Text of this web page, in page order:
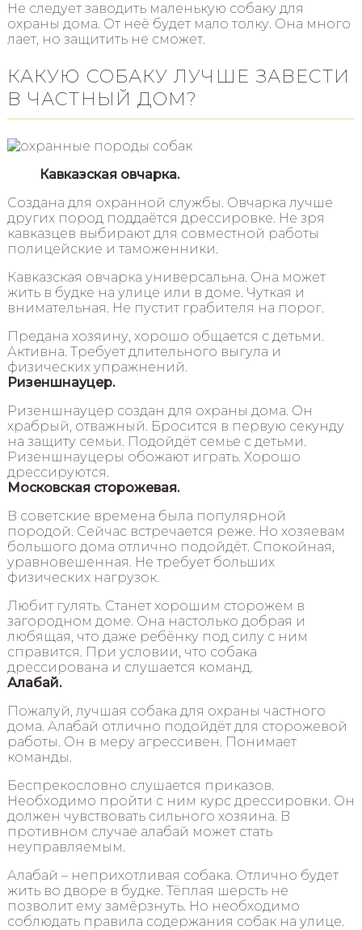
Не следует заводить маленькую собаку для
охраны дома. От неё будет мало толку. Она много
лает, но защитить не сможет.
КАКУЮ СОБАКУ ЛУЧШЕ ЗАВЕСТИ
В ЧАСТНЫЙ ДОМ?
Кавказская овчарка.
Создана для охранной службы. Овчарка лучше
других пород поддаётся дрессировке. Не зря
кавказцев выбирают для совместной работы
полицейские и таможенники.
Кавказская овчарка универсальна. Она может
жить в будке на улице или в доме. Чуткая и
внимательная. Не пустит грабителя на порог.
Предана хозяину, хорошо общается с детьми.
Активна. Требует длительного выгула и
физических упражнений.
Ризеншнауцер.
Ризеншнауцер создан для охраны дома. Он
храбрый, отважный. Бросится в первую секунду
на защиту семьи. Подойдёт семье с детьми.
Ризеншнауцеры обожают играть. Хорошо
дрессируются.
Московская сторожевая.
В советские времена была популярной
породой. Сейчас встречается реже. Но хозяевам
большого дома отлично подойдёт. Спокойная,
уравновешенная. Не требует больших
физических нагрузок.
Любит гулять. Станет хорошим сторожем в
загородном доме. Она настолько добрая и
любящая, что даже ребёнку под силу с ним
справится. При условии, что собака
дрессирована и слушается команд.
Алабай.
Пожалуй, лучшая собака для охраны частного
дома. Алабай отлично подойдёт для сторожевой
работы. Он в меру агрессивен. Понимает
команды.
Беспрекословно слушается приказов.
Необходимо пройти с ним курс дрессировки. Он
должен чувствовать сильного хозяина. В
противном случае алабай может стать
неуправляемым.
Алабай – неприхотливая собака. Отлично будет
жить во дворе в будке. Тёплая шерсть не
позволит ему замёрзнуть. Но необходимо
соблюдать правила содержания собак на улице.